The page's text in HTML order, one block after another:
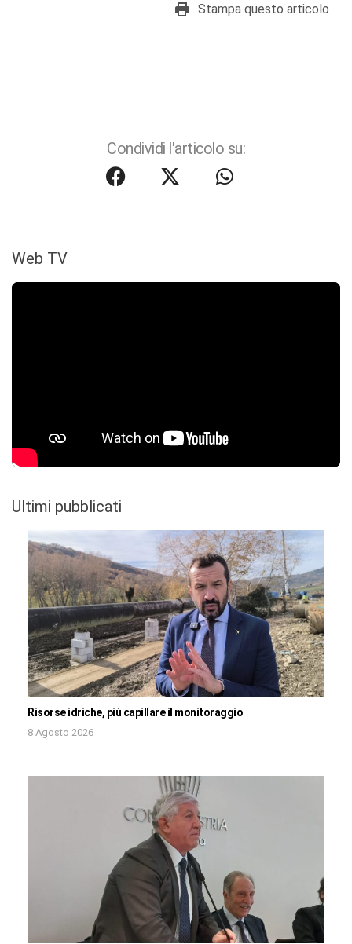
Stampa questo articolo
Condividi l'articolo su:
Web TV
Ultimi pubblicati
Risorse idriche, più capillare il monitoraggio
8 Agosto 2026